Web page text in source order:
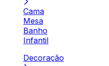
Cama
Mesa
Banho
Infantil
Decoração